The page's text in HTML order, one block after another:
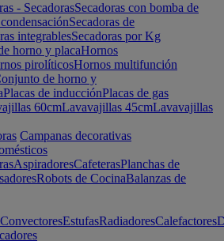
- SecadorasSecadoras con bomba de
Secadoras de
integrablesSecadoras por Kg
horno y placaHornos
pirolíticosHornos multifunción
de horno y
Placas de inducciónPlacas de gas
60cmLavavajillas 45cmLavavajillas
Campanas decorativas
AspiradoresCafeterasPlanchas de
Robots de CocinaBalanzas de
ConvectoresEstufasRadiadoresCalefactores